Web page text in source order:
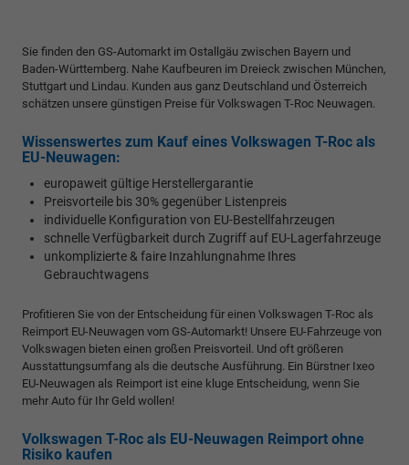
Sie finden den GS-Automarkt im Ostallgäu zwischen Bayern und
Baden-Württemberg. Nahe Kaufbeuren im Dreieck zwischen München,
Stuttgart und Lindau. Kunden aus ganz Deutschland und Österreich
schätzen unsere günstigen Preise für Volkswagen T-Roc Neuwagen.
Wissenswertes zum Kauf eines Volkswagen T-Roc als
EU-Neuwagen:
europaweit gültige Herstellergarantie
Preisvorteile bis 30% gegenüber Listenpreis
individuelle Konfiguration von EU-Bestellfahrzeugen
schnelle Verfügbarkeit durch Zugriff auf EU-Lagerfahrzeuge
unkomplizierte & faire Inzahlungnahme Ihres
Gebrauchtwagens
Profitieren Sie von der Entscheidung für einen Volkswagen T-Roc als
Reimport EU-Neuwagen vom GS-Automarkt! Unsere EU-Fahrzeuge von
Volkswagen bieten einen großen Preisvorteil. Und oft größeren
Ausstattungsumfang als die deutsche Ausführung. Ein Bürstner Ixeo
EU-Neuwagen als Reimport ist eine kluge Entscheidung, wenn Sie
mehr Auto für Ihr Geld wollen!
Volkswagen T-Roc als EU-Neuwagen Reimport ohne
Risiko kaufen